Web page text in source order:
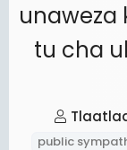
unaweza
tu cha
T
h
public